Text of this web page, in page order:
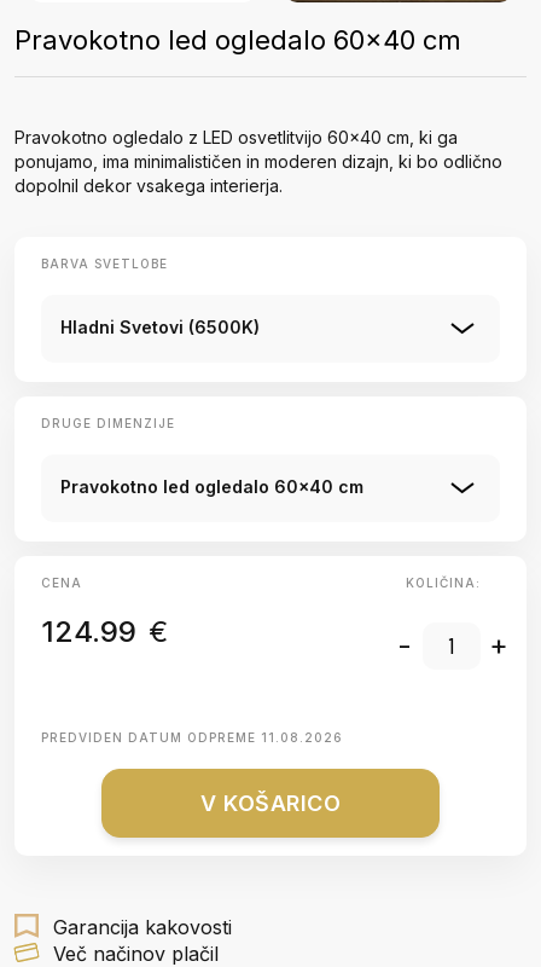
Pravokotno led ogledalo 60x40 cm
Pravokotno ogledalo z LED osvetlitvijo 60x40 cm, ki ga
ponujamo, ima minimalističen in moderen dizajn, ki bo odlično
dopolnil dekor vsakega interierja.
BARVA SVETLOBE
Hladni Svetovi (6500K)
DRUGE DIMENZIJE
Pravokotno led ogledalo 60x40 cm
CENA
124.99 €
KOLIČINA:
- +
PREDVIDEN DATUM ODPREME 11.08.2026
V KOŠARICO
Garancija kakovosti
Več načinov plačil